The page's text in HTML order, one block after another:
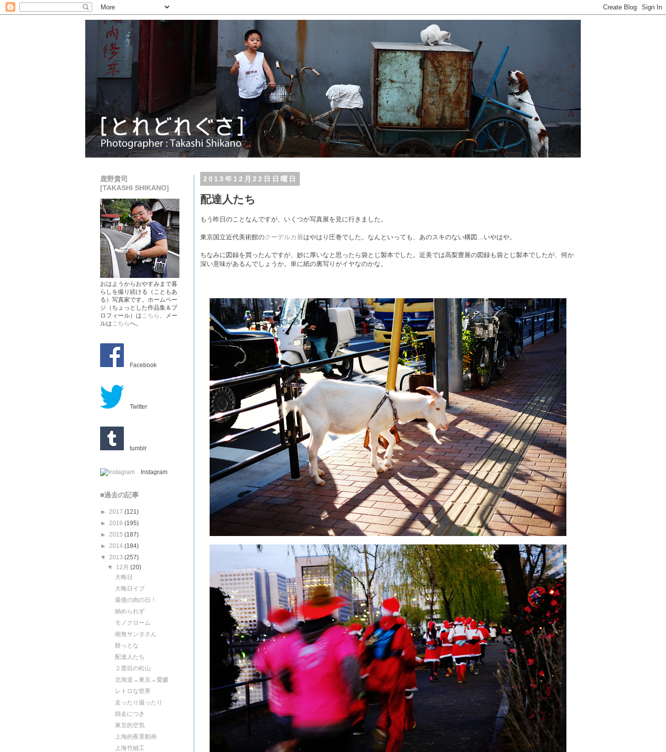
2013年12月22日日曜日
配達人たち
もう昨日のことなんですが、いくつか写真展を見に行きました。
東京国立近代美術館のクーデルカ展はやはり圧巻でした。なんといっても、あのスキのない構図…いやはや。
ちなみに図録を買ったんですが、妙に厚いなと思ったら袋とじ製本でした。近美では高梨豊展の図録も袋とじ製本でしたが、何か
深い意味があるんでしょうか。単に紙の裏写りがイヤなのかな。
鹿野貴司
[TAKASHI SHIKANO]
おはようからおやすみまで暮
らしを撮り続ける（こともあ
る）写真家です。ホームペー
ジ（ちょっとした作品集＆プ
ロフィール）はこちら 、メー
ルはこちらへ。
Facebook
Twitter
tumblr
Instagram
■過去の記事
► 2017 (121)
► 2016 (195)
► 2015 (187)
► 2014 (184)
▼ 2013 (257)
▼ 12月(20)
大晦日
大晦日イブ
最後の肉の日！
納められず
モノクローム
南無サンタさん
餅っとな
配達人たち
２度目の松山
北海道→東京→愛媛
レトロな世界
走ったり撮ったり
師走につき
東京的空気
上海的夜景動画
上海竹細工